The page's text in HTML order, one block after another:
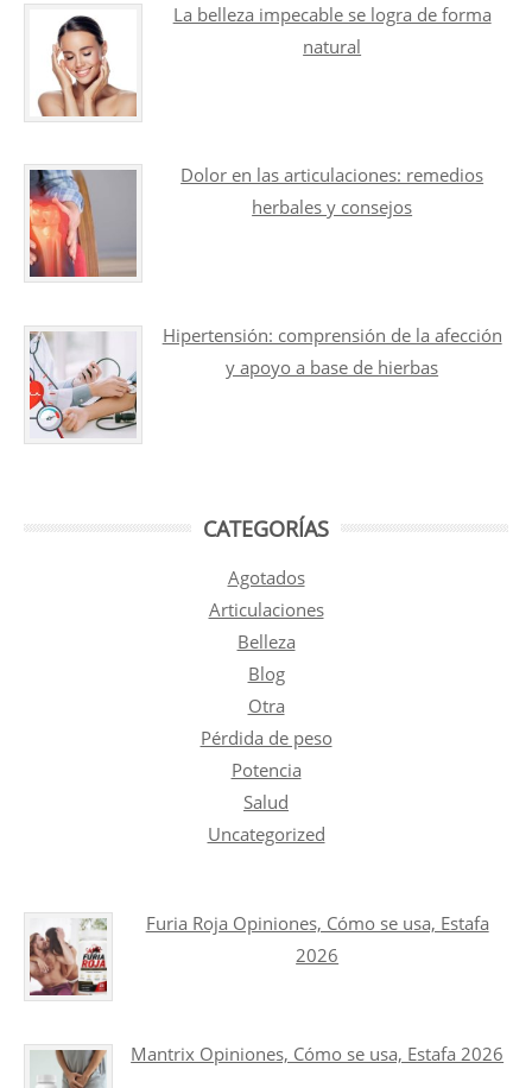
La belleza impecable se logra de forma
natural
Dolor en las articulaciones: remedios
herbales y consejos
Hipertensión: comprensión de la afección
y apoyo a base de hierbas
CATEGORÍAS
Agotados
Articulaciones
Belleza
Blog
Otra
Pérdida de peso
Potencia
Salud
Uncategorized
Furia Roja Opiniones, Cómo se usa, Estafa
2026
Mantrix Opiniones, Cómo se usa, Estafa 2026